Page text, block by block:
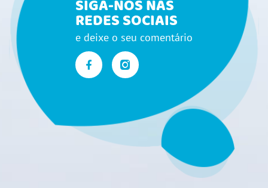
SIGA-NOS NAS
REDES SOCIAIS
e deixe o seu comentário